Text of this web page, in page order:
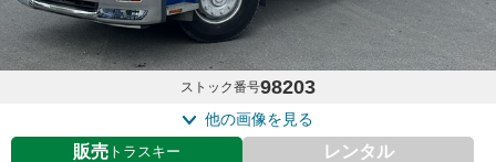
ストック番号98203
他の画像を見る
販売 トラスキー レンタル